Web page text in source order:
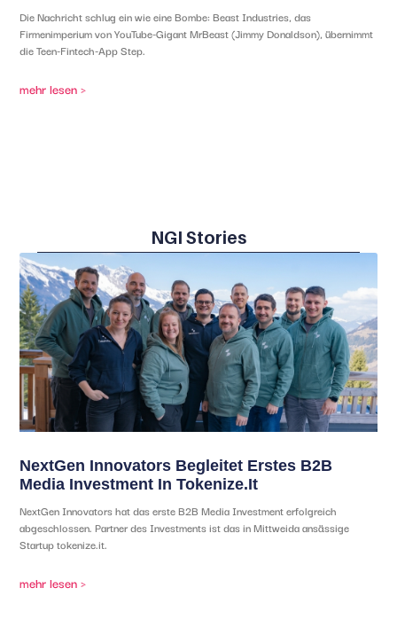
Die Nachricht schlug ein wie eine Bombe: Beast Industries, das
Firmenimperium von YouTube-Gigant MrBeast (Jimmy Donaldson), übernimmt
die Teen-Fintech-App Step.
mehr lesen >
NGI Stories
NextGen Innovators Begleitet Erstes B2B
Media Investment In Tokenize.it
NextGen Innovators hat das erste B2B Media Investment erfolgreich
abgeschlossen. Partner des Investments ist das in Mittweida ansässige
Startup tokenize.it.
mehr lesen >